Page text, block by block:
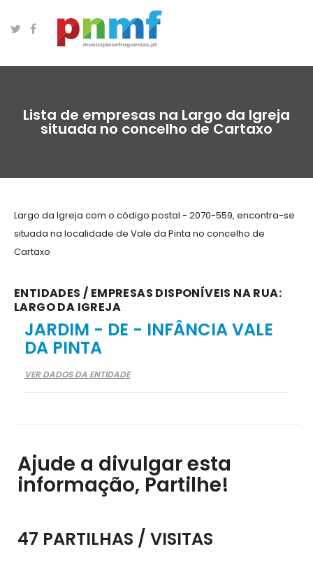
Lista de empresas na Largo da Igreja
situada no concelho de Cartaxo
Largo da Igreja com o código postal - 2070-559, encontra-se
situada na localidade de Vale da Pinta no concelho de
Cartaxo
ENTIDADES / EMPRESAS DISPONÍVEIS NA RUA:
LARGO DA IGREJA
JARDIM - DE - INFÂNCIA VALE
DA PINTA
VER DADOS DA ENTIDADE
Ajude a divulgar esta
informação, Partilhe!
47 PARTILHAS / VISITAS